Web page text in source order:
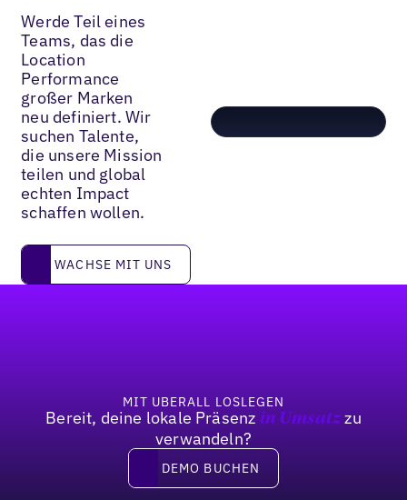
Werde Teil eines
Teams, das die
Location
Performance
großer Marken
neu definiert. Wir
suchen Talente,
die unsere Mission
teilen und global
echten Impact
schaffen wollen.
WACHSE MIT UNS
WACHSE MIT UNS
MIT UBERALL LOSLEGEN
Bereit, deine lokale Präsenz in Umsatzzu
verwandeln?
DEMO BUCHEN
DEMO BUCHEN